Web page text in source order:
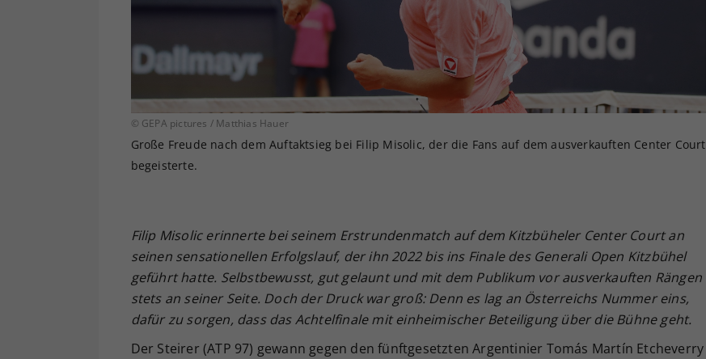
© GEPA pictures / Matthias Hauer
Große Freude nach dem Auftaktsieg bei Filip Misolic, der die Fans auf dem ausverkauften Center Court
begeisterte.
Filip Misolic erinnerte bei seinem Erstrundenmatch auf dem Kitzbüheler Center Court an
seinen sensationellen Erfolgslauf, der ihn 2022 bis ins Finale des Generali Open Kitzbühel
geführt hatte. Selbstbewusst, gut gelaunt und mit dem Publikum vor ausverkauften Rängen
stets an seiner Seite. Doch der Druck war groß: Denn es lag an Österreichs Nummer eins,
dafür zu sorgen, dass das Achtelfinale mit einheimischer Beteiligung über die Bühne geht.
Der Steirer (ATP 97) gewann gegen den fünftgesetzten Argentinier Tomás Martín Etcheverry
Ihrer vorgenommen Einstellungen, falls der
Webseiten-Betreiber dies eingestellt hat.